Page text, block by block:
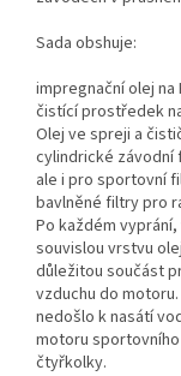
Sada obshuje:
impregnační olej
čistící prostředek
Olej ve spreji a
cylindrické závodní
ale i pro sportovní
bavlněné filtry pro
Po každém
souvislou vrstvu
důležitou součást
vzduchu do
nedošlo k nasátí
motoru
čtyřkolky.